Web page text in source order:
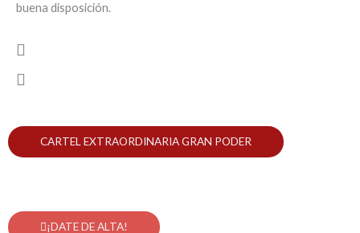
buena disposición.
CARTEL EXTRAORDINARIA GRAN PODER
¡DATE DE ALTA!